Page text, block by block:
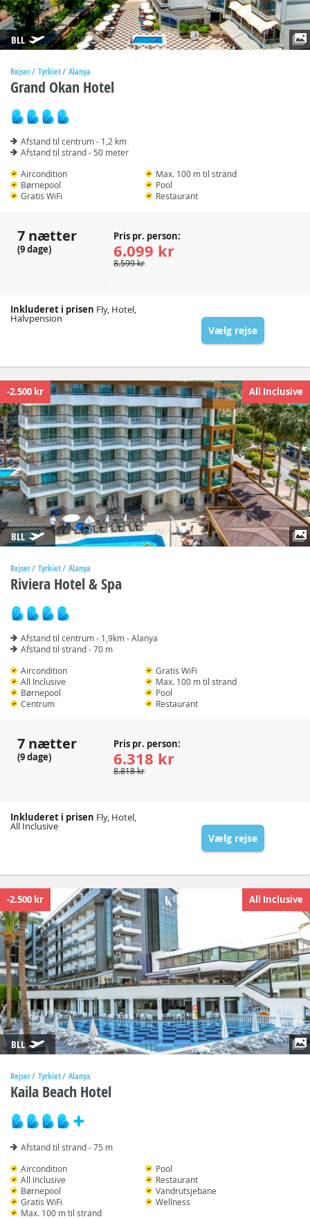
BLL
Rejser Tyrkiet Alanya
Grand Okan Hotel
Afstand til centrum - 1,2 km
Afstand til strand - 50 meter
Aircondition
Børnepool
Gratis WiFi
Max. 100 m til strand
Pool
Restaurant
7 nætter
(9 dage)
Pris pr. person:
6.099 kr
8.599 kr
Inkluderet i prisen Fly, Hotel,
Halvpension
Vælg rejse
-2.500 kr All Inclusive
BLL
Rejser Tyrkiet Alanya
Riviera Hotel & Spa
Afstand til centrum - 1,9km - Alanya
Afstand til strand - 70 m
Aircondition
All Inclusive
Børnepool
Centrum
Gratis WiFi
Max. 100 m til strand
Pool
Restaurant
7 nætter
(9 dage)
Pris pr. person:
6.318 kr
8.818 kr
Inkluderet i prisen Fly, Hotel,
All Inclusive
Vælg rejse
-2.500 kr All Inclusive
BLL
Rejser Tyrkiet Alanya
Kaila Beach Hotel
Afstand til strand - 75 m
Aircondition
All Inclusive
Børnepool
Gratis WiFi
Max. 100 m til strand
Pool
Restaurant
Vandrutsjebane
Wellness